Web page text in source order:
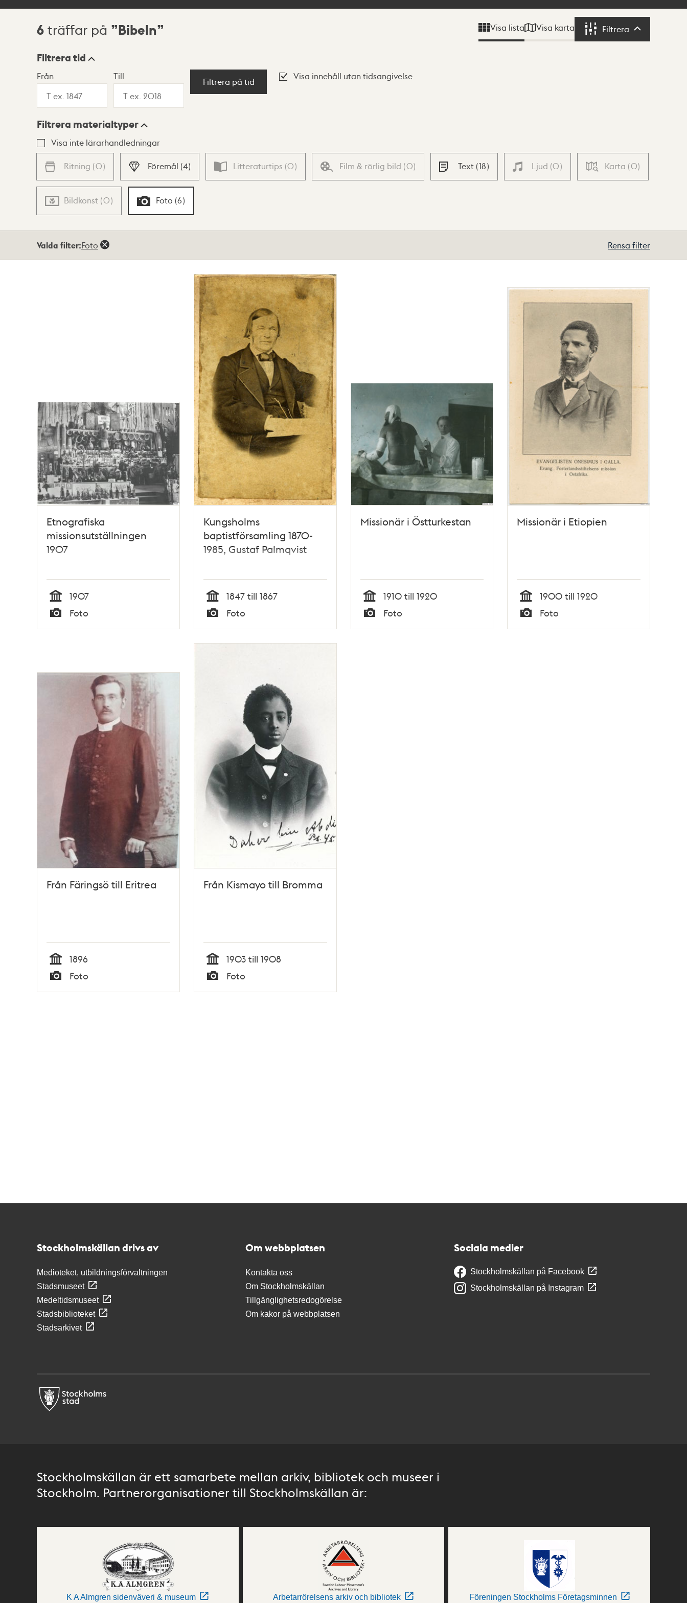
Sökresultat
6 träffar på Bibeln Visa lista Visa karta Filtrera Filtrera
Visningsläge
Lista Karta
Filtrera tid
Från Till
Filtrera på tid
Visa innehåll utan tidsangivelse
Filtrera materialtyper
Visa inte lärarhandledningar
Ritning (0) Föremål (4) Litteraturtips (0) Film & rörlig bild (0) Text (18) Ljud (0) Karta (0)
Bildkonst (0) Foto (6)
Valda filter:Foto Rensa filter
Etnografiska
missionsutställningen
1907
Tid
1907
Typ
Foto
Kungsholms
baptistförsamling 1870-
1985, Gustaf Palmqvist
Tid
1847 till 1867
Typ
Foto
Missionär i Östturkestan
Tid
1910 till 1920
Typ
Foto
Missionär i Etiopien
Tid
1900 till 1920
Typ
Foto
Från Färingsö till Eritrea
Tid
1896
Foto
Från Kismayo till Bromma
Tid
1903 till 1908
Foto
Stockholmskällan drivs av
Medioteket, utbildningsförvaltningen
Stadsmuseet
Medeltidsmuseet
Stadsbiblioteket
Stadsarkivet
Om webbplatsen
Kontakta oss
Om Stockholmskällan
Tillgänglighetsredogörelse
Om kakor på webbplatsen
Sociala medier
Stockholmskällan på Facebook
Stockholmskällan på Instagram
Stockholmskällan är ett samarbete mellan arkiv, bibliotek och museer i
Stockholm. Partnerorganisationer till Stockholmskällan är:
K A Almgren sidenväveri & museum Arbetarrörelsens arkiv och bibliotek Föreningen Stockholms Företagsminnen